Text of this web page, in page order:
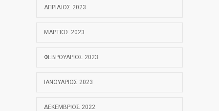
ΑΠΡΊΛΙΟΣ 2023
ΜΆΡΤΙΟΣ 2023
ΦΕΒΡΟΥΆΡΙΟΣ 2023
ΙΑΝΟΥΆΡΙΟΣ 2023
ΔΕΚΈΜΒΡΙΟΣ 2022